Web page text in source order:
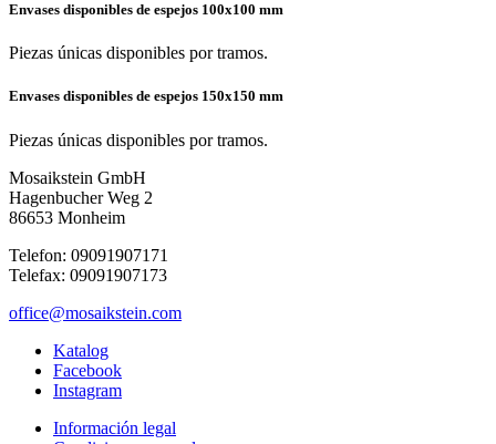
Envases disponibles de espejos 100x100 mm
Piezas únicas disponibles por tramos.
Envases disponibles de espejos 150x150 mm
Piezas únicas disponibles por tramos.
Mosaikstein GmbH
Hagenbucher Weg 2
86653 Monheim
Telefon: 09091907171
Telefax: 09091907173
office@mosaikstein.com
Katalog
Facebook
Instagram
Información legal